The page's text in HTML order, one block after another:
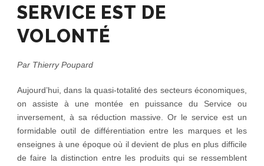
SERVICE EST DE
VOLONTÉ
Par Thierry Poupard
Aujourd’hui, dans la quasi-totalité des secteurs économiques,
on assiste à une montée en puissance du Service ou
inversement, à sa réduction massive. Or le service est un
formidable outil de différentiation entre les marques et les
enseignes à une époque où il devient de plus en plus difficile
de faire la distinction entre les produits qui se ressemblent